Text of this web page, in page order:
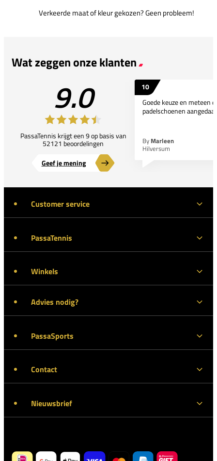
Verkeerde maat of kleur gekozen? Geen probleem!
Wat zeggen onze klanten
9.0
PassaTennis krijgt een 9 op basis van
52121 beoordelingen
Geef je mening
10
Goede keuze en meteen
padelschoenen
By Marleen
Hilversum
Customer service
PassaTennis
Winkels
Advies nodig?
PassaSports
Contact
Nieuwsbrief